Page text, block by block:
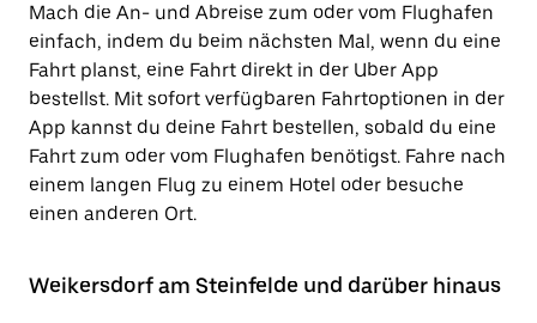
Mach die An- und Abreise zum oder vom Flughafen
einfach, indem du beim nächsten Mal, wenn du eine
Fahrt planst, eine Fahrt direkt in der Uber App
bestellst. Mit sofort verfügbaren Fahrtoptionen in der
App kannst du deine Fahrt bestellen, sobald du eine
Fahrt zum oder vom Flughafen benötigst. Fahre nach
einem langen Flug zu einem Hotel oder besuche
einen anderen Ort.
Weikersdorf am Steinfelde und darüber hinaus